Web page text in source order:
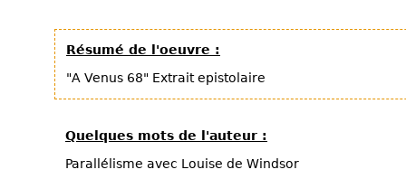
Résumé de l'oeuvre :
"A Venus 68" Extrait epistolaire
Quelques mots de l'auteur :
Parallélisme avec Louise de Windsor